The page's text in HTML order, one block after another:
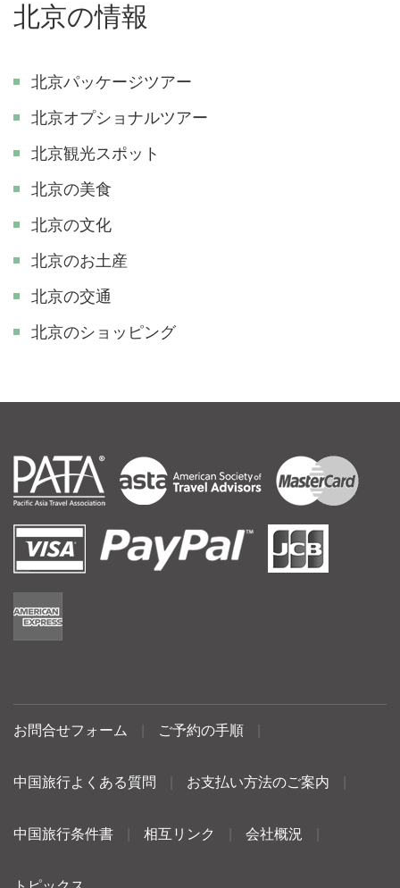
北京の情報
北京パッケージツアー
北京オプショナルツアー
北京観光スポット
北京の美食
北京の文化
北京のお土産
北京の交通
北京のショッピング
お問合せフォーム ご予約の手順
中国旅行よくある質問 お支払い方法のご案内
中国旅行条件書 相互リンク 会社概況